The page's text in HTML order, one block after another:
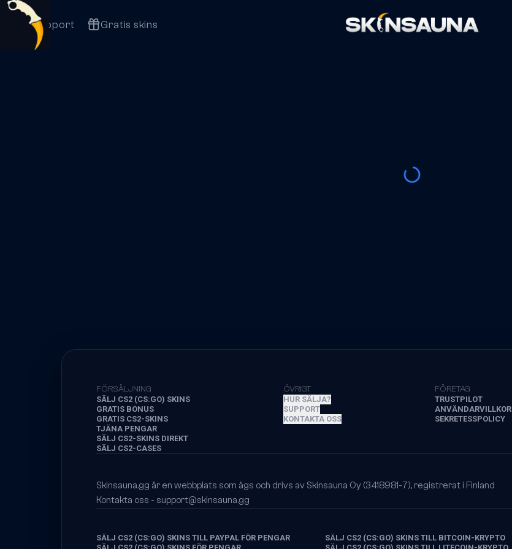
Support Gratis skins
FÖRSÄLJNING
SÄLJ CS2 (CS:GO) SKINS
GRATIS BONUS
GRATIS CS2-SKINS
TJÄNA PENGAR
SÄLJ CS2-SKINS DIREKT
SÄLJ CS2-CASES
ÖVRIGT
HUR SÄLJA?
SUPPORT
KONTAKTA OSS
FÖRETAG
TRUSTPILOT
ANVÄNDARVILLKOR
SEKRETESSPOLICY
Skinsauna.gg är en webbplats som ägs och drivs av Skinsauna Oy (3418981-7), registrerat i Finland
Kontakta oss - support@skinsauna.gg
SÄLJ CS2 (CS:GO) SKINS TILL PAYPAL FÖR PENGAR
SÄLJ CS2 (CS:GO) SKINS TILL BITCOIN-KRYPTO